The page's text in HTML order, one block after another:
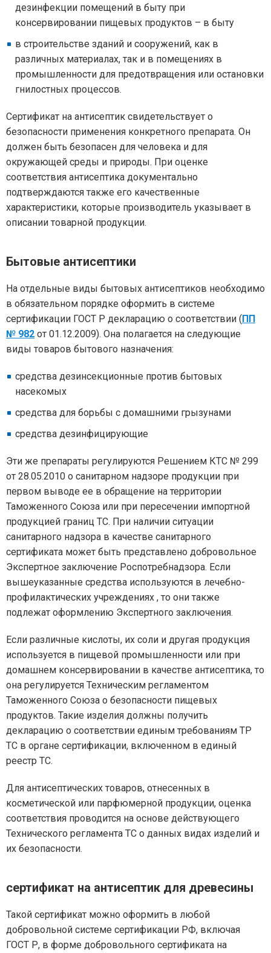
дезинфекции помещений в быту при
консервировании пищевых продуктов – в быту
в строительстве зданий и сооружений, как в
различных материалах, так и в помещениях в
промышленности для предотвращения или остановки
гнилостных процессов.
Сертификат на антисептик свидетельствует о
безопасности применения конкретного препарата. Он
должен быть безопасен для человека и для
окружающей среды и природы. При оценке
соответствия антисептика документально
подтверждаются также его качественные
характеристики, которые производитель указывает в
описании товарной продукции.
Бытовые антисептики
На отдельные виды бытовых антисептиков необходимо
в обязательном порядке оформить в системе
сертификации ГОСТ Р декларацию о соответствии (ПП
№ 982 от 01.12.2009). Она полагается на следующие
виды товаров бытового назначения:
средства дезинсекционные против бытовых
насекомых
средства для борьбы с домашними грызунами
средства дезинфицирующие
Эти же препараты регулируются Решением КТС № 299
от 28.05.2010 о санитарном надзоре продукции при
первом выводе ее в обращение на территории
Таможенного Союза или при пересечении импортной
продукцией границ ТС. При наличии ситуации
санитарного надзора в качестве санитарного
сертификата может быть представлено добровольное
Экспертное заключение Роспотребнадзора. Если
вышеуказанные средства используются в лечебно-
профилактических учреждениях , то они также
подлежат оформлению Экспертного заключения.
Если различные кислоты, их соли и другая продукция
используется в пищевой промышленности или при
домашнем консервировании в качестве антисептика, то
она регулируется Техническим регламентом
Таможенного Союза о безопасности пищевых
продуктов. Такие изделия должны получить
декларацию о соответствии единым требованиям ТР
ТС в органе сертификации, включенном в единый
реестр ТС.
Для антисептических товаров, отнесенных в
косметической или парфюмерной продукции, оценка
соответствия проводится на основе действующего
Технического регламента ТС о данных видах изделий и
их безопасности.
сертификат на антисептик для древесины
Такой сертификат можно оформить в любой
добровольной системе сертификации РФ, включая
ГОСТ Р, в форме добровольного сертификата на